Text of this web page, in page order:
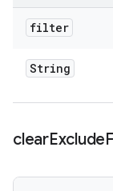
filter
String
clearExclude